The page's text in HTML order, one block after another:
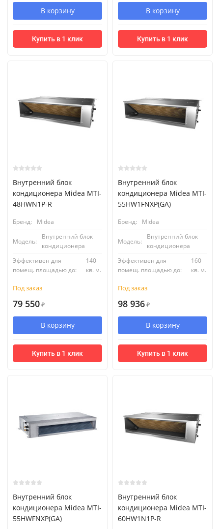
В корзину
Купить в 1 клик
В корзину
Купить в 1 клик
Внутренний блок
кондиционера Midea MTI-
48HWN1P-R
Бренд: Midea
Модель:
Внутренний блок
кондиционера
Эффективен для
помещ. площадью до:
140
кв. м.
Под заказ
79 550 ₽
В корзину
Купить в 1 клик
Внутренний блок
кондиционера Midea MTI-
55HW1FNXP(GA)
Бренд: Midea
Модель:
Внутренний блок
кондиционера
Эффективен для
помещ. площадью до:
160
кв. м.
Под заказ
98 936 ₽
В корзину
Купить в 1 клик
Внутренний блок
кондиционера Midea MTI-
55HWFNXP(GA)
Внутренний блок
кондиционера Midea MTI-
60HW1N1P-R